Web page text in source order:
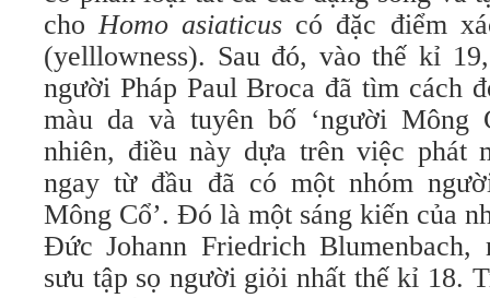
choHomo asiaticus có đặc điểm
(yelllowness). Sau đó, vào thế kỉ
người Pháp Paul Broca đã tìm cách
màu da và tuyên bố ‘người Mông
nhiên, điều này dựa trên việc phát
ngay từ đầu đã có một nhóm
Mông Cổ’. Đó là một sáng kiến của
Đức Johann Friedrich Blumenbach,
sưu tập sọ người giỏi nhất thế kỉ 18.